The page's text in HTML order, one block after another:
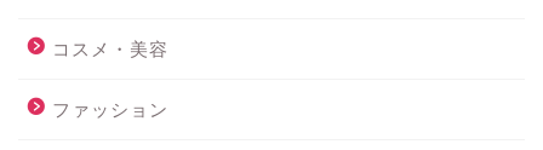
コスメ・美容
ファッション